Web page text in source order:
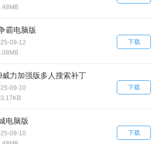
霸电脑版
09-12
下载
威力加强版多人搜索补丁
09-10
下载
电脑版
09-10
下载